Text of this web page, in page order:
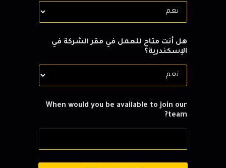
هل أنت متاح للعمل في مقر الشركة في
الإسكندرية؟
When would you be available to join our
team?